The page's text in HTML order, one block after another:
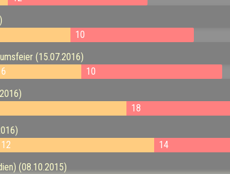
10
(15.07.2016)
6
10
18
12
14
(08.10.2015)